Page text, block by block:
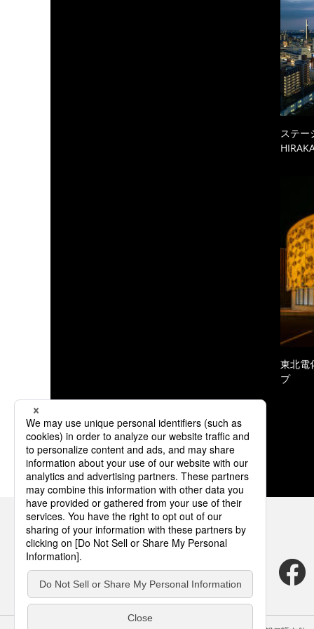
ステー
東北電
プ